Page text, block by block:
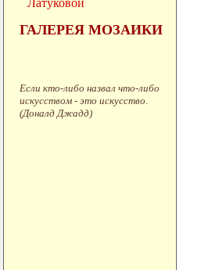
Латуковой
ГАЛЕРЕЯ МОЗАИКИ
Если кто-либо назвал что-либо
искусством - это искусство.
(Доналд Джадд)